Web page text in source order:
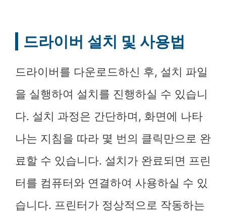
드라이버 설치 및 사용법
드라이버를 다운로드하신 후, 설치 파일
을 실행하여 설치를 진행하실 수 있습니
다. 설치 과정은 간단하며, 화면에 나타
나는 지침을 따라 몇 번의 클릭만으로 완
료할 수 있습니다. 설치가 완료되면 프린
터를 컴퓨터와 연결하여 사용하실 수 있
습니다. 프린터가 정상적으로 작동하는